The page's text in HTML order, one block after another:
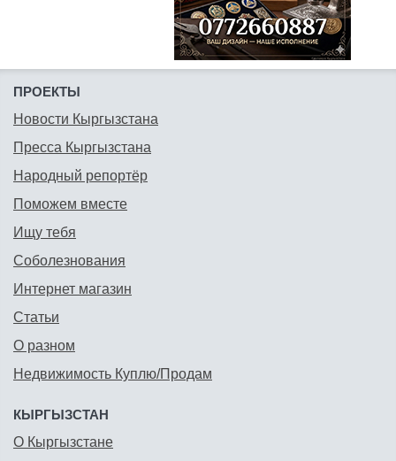
ПРОЕКТЫ
Новости Кыргызстана
Пресса Кыргызстана
Народный репортёр
Поможем вместе
Ищу тебя
Соболезнования
Интернет магазин
Статьи
О разном
Недвижимость Куплю/Продам
КЫРГЫЗСТАН
О Кыргызстане